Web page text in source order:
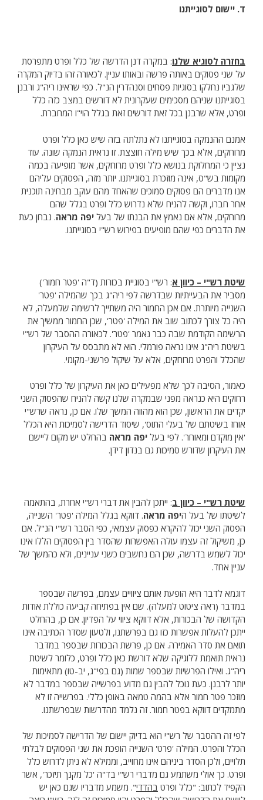
ד. יישום לסוגייתנו
בחזרה לסוגיא שלנו: במקרה דנן הדרשה של כלל ופרט מתפרסת
על שני פסוקים באותה פרשה ובאותו עניין. לכאורה זהו בדיוק המקרה
שלגביו נחלקו בסוגיות פסחים וסנהדרין הנ"ל. כפי שראינו ריה"ג ורבנן
בסוגייתנו שניהם מסכימים שעקרונית לא דורשים במצב כזה כלל
ופרט, אלא שרבנן בכל זאת דורשים זאת בגלל הוי"ו המחברת.
אמנם ההנמקה בסוגייתנו לא נתלתה בזה שיש כאן כלל ופרט
מרוחקים, אלא בכך שיש מילה חוצצת. זו נראית הנמקה שונה. עוד
נציין כי המחלוקת בנושא כלל ופרט מרוחקים, אשר מופיעה בכמה
מקומות בש"ס, אינה מוזכרת בסוגייתנו. יותר מזה, הפסוקים עליהם
אנו מדברים הם פסוקים סמוכים שהאחד מהם עוקב מבחינה תוכנית
אחר חברו, וקשה להניח שלא נדרוש כלל ופרט בגלל שהם
מרוחקים, אלא אם נאמץ את הבנתו של בעל יפה מראה. נבחן כעת
את הדברים כפי שהם מופיעים בפירוש רש"י בסוגייתנו.
שיטת רש"י – כיוון א: רש"י בסוגיית בכורות (ד"ה 'פטר חמור')
מסביר את הבעייתיות שבדרשה לפי ריה"ג בכך שהמילה 'פטר'
השנייה מיותרת. אם אכן החמור היה משתייך לרשימה שלמעלה, לא
היה כל צורך לכתוב שוב את המילה 'פטר', שכן החמור ממשיך את
הרשימה הקודמת שבה כבר נאמר 'פטר'. לכאורה ההסבר של רש"י
בשיטת ריה"ג אינו נראה פורמלי. הוא לא מתבסס על העיקרון
שהכלל והפרט מרוחקים, אלא על שיקול פרשני-מקומי.
כאמור, הסיבה לכך שלא מפעילים כאן את העיקרון של כלל ופרט
רחוקים היא כנראה מפני שבמקרה שלנו קשה להניח שהפסוק השני
יקדים את הראשון, שכן הוא מהווה המשך שלו. אם כן, נראה שרש"י
אוחז בשיטתם של בעלי התוס', שיסוד הדרישה לסמיכות היא הכלל
'אין מוקדם ומאוחר'. לפי בעל יפה מראה בהחלט יש מקום ליישם
את העיקרון שדורש סמיכות גם בנדון דידן.
שיטת רש"י – כיוון ב: ייתכן להבין את דברי רש"י אחרת, בהתאמה
לשיטתו של בעל היפה מראה. דווקא בגלל המילה 'פטר' השנייה,
הפסוק השני יכול להיקרא כפסוק עצמאי, כפי הסבר רש"י הנ"ל. אם
כן, משיקול זה עצמו עולה האפשרות שהסדר בין הפסוקים הללו אינו
יכול לשמש בדרשה, שכן הם נחשבים כשני עניינים, ולא כהמשך של
עניין אחד.
דוגמא לדבר היא הופעת אותם ציוויים עצמם, בפרשה שבספר
במדבר (ראה ציטוט למעלה). שם אין בפתיחה קביעה כוללת אודות
הקדושה של הבכורות, אלא דווקא ציווי על הפדיון. אם כן, בהחלט
ייתכן להעלות אפשרות כזו גם בפרשתנו, ולטעון שסדר הכתיבה אינו
תואם את סדר האמירה. אם כן, פרשת הבכורות שבספר במדבר
נראית תואמת ללוגיקה שלא דורשת כאן כלל ופרט, כלומר לשיטת
ריה"ג. ואילו הפרשיות שבספר שמות (גם בפי"ג, יב-טו) מתאימות
יותר לרבנן. כעת נוכל להבין גם מדוע בפרשייה שבספר במדבר לא
מוזכר פטר חמור אלא בהמה טמאה באופן כללי. בפרשייה זו לא
מתמקדים דווקא בפטר חמור. זה נלמד מהדרשות שבפרשתנו.
לפי זה ההסבר של רש"י הוא בדיוק יישום של הדרישה לסמיכות של
הכלל והפרט. המילה 'פרט' השנייה הופכת את שני הפסוקים לבלתי
תלויים, ולכן הסדר ביניהם אינו מחוייב, וממילא לא ניתן לדרוש כלל
ופרט. כך אולי משתמע גם מדברי רש"י בד"ה 'כל מקנך תיזכר', אשר
הקפיד לכתוב: "כלל ופרט בהדדי". משמע מדבריו שגם כאן יש